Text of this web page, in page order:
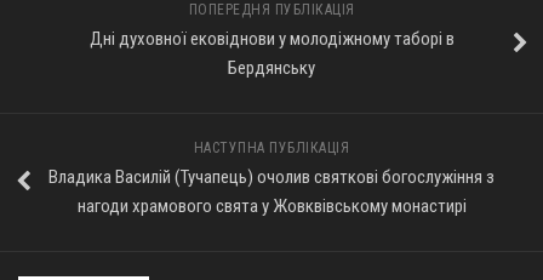
ПОПЕРЕДНЯ ПУБЛІКАЦІЯ
Дні духовної ековіднови у молодіжному таборі в
Бердянську
НАСТУПНА ПУБЛІКАЦІЯ
Владика Василій (Тучапець) очолив святкові богослужіння з
нагоди храмового свята у Жовквівському монастирі